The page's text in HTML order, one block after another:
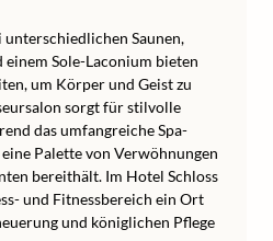
Saunen,
Sole-Laconium bieten
um Körper und Geist zu
sorgt für stilvolle
das umfangreiche Spa-
Palette von Verwöhnungen
bereithält. Im Hotel Schloss
und Fitnessbereich ein Ort
und königlichen Pflege